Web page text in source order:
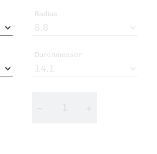
Radius
Durchmesser